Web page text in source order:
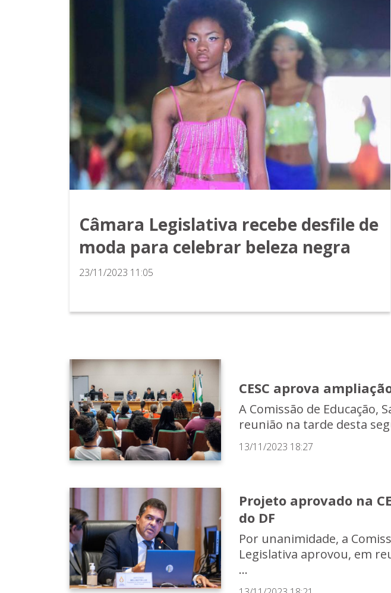
Câmara Legislativa recebe desfile de
moda para celebrar beleza negra
23/11/2023 11:05
CESC aprova
A Comissão de Educação,
reunião na tarde desta
13/11/2023 18:27
Projeto aprovado na
do DF
Por unanimidade, a
Legislativa aprovou, em
...